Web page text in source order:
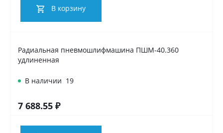
В корзину
Радиальная пневмошлифмашина ПШМ-40.360
удлиненная
В наличии 19
7 688.55 ₽